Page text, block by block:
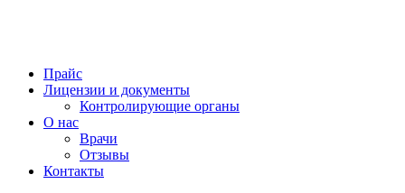
Прайс
Лицензии и документы
Контролирующие органы
О нас
Врачи
Отзывы
Контакты